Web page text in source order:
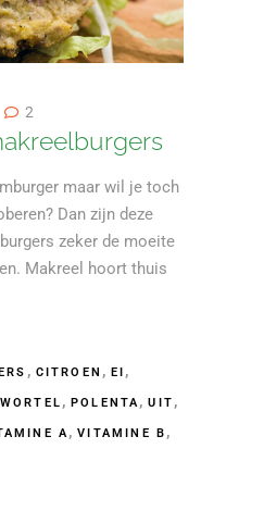
2
maar wil je toch
Dan zijn deze
zeker de moeite
Makreel hoort thuis
, CITROEN ,EI ,
,POLENTA,UIT ,
A,VITAMINE B ,